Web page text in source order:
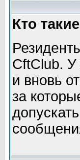
Кто
CftClub. У
и вновь
за